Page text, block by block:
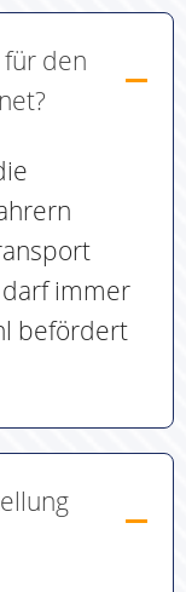
den
darf immer
befördert